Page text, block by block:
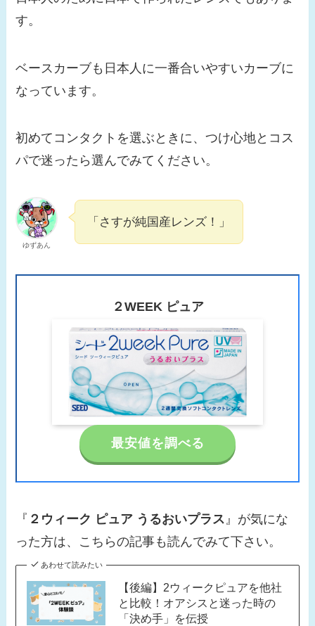
す。
ベースカーブも日本人に一番合いやすいカーブに
なっています。
初めてコンタクトを選ぶときに、つけ心地とコス
パで迷ったら選んでみてください。
ゆずあん
「さすが純国産レンズ！」
２WEEK ピュア
最安値を調べる
『 ２ウィーク ピュア うるおいプラス 』が気にな
った方は、こちらの記事も読んでみて下さい。
あわせて読みたい
【後編】2ウィークピュアを他社
と比較！オアシスと迷った時の
「決め手」を伝授